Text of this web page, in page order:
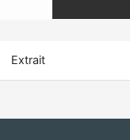
Extrait